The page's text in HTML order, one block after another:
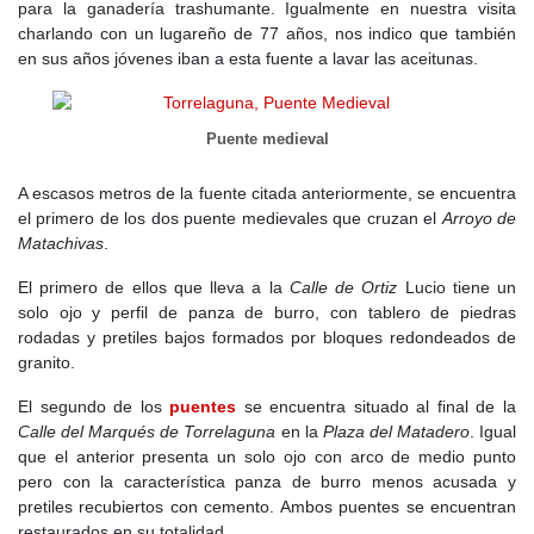
para la ganadería trashumante. Igualmente en nuestra visita
charlando con un lugareño de 77 años, nos indico que también
en sus años jóvenes iban a esta fuente a lavar las aceitunas.
Puente medieval
A escasos metros de la fuente citada anteriormente, se encuentra
el primero de los dos puente medievales que cruzan elArroyo de
Matachivas.
El primero de ellos que lleva a la Calle de Ortiz Lucio tiene un
solo ojo y perfil de panza de burro, con tablero de piedras
rodadas y pretiles bajos formados por bloques redondeados de
granito.
El segundo de los puentes se encuentra situado al final de la
Calle del Marqués de Torrelaguna en la Plaza del Matadero. Igual
que el anterior presenta un solo ojo con arco de medio punto
pero con la característica panza de burro menos acusada y
pretiles recubiertos con cemento. Ambos puentes se encuentran